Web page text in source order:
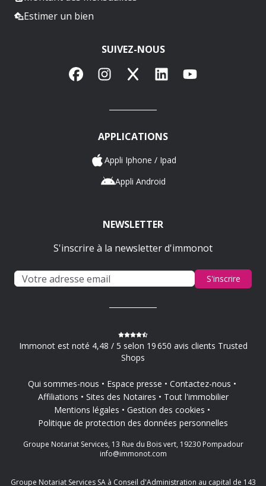
Estimer un bien
SUIVEZ-NOUS
FacebookInstagram
X LinkedInYouTube
APPLICATIONS
Appli Iphone / Ipad
Appli Android
NEWSLETTER
S'inscrire à la newsletter d'immonot
S'inscrire
Immonot est noté 4,48 / 5 selon 19 650 avis clients Trusted
Shops
Qui sommes-nous Espace presse
Contactez-nous
Affiliations
Sites des Notaires
Tout l'immobilier
Mentions légales
Gestion des cookies
Politique de protection des données personnelles
Groupe Notariat Services, 13 Rue du Bois vert, 19230 Pompadour
info@immonot.com
Groupe Notariat Services SA à Conseil d'Administration au capital de 143